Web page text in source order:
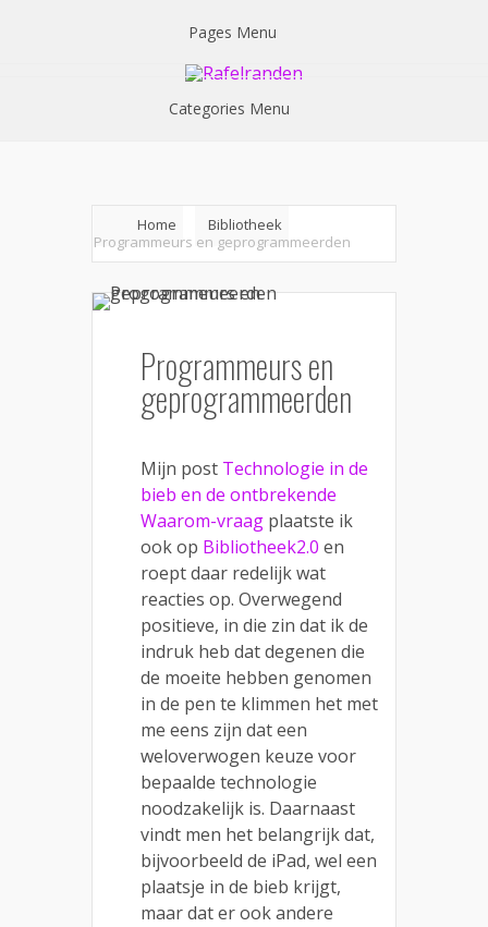
Pages Menu
Categories Menu
Home
Bibliotheek
Programmeurs en geprogrammeerden
Programmeurs en
geprogrammeerden
Mijn post Technologie in de
bieb en de ontbrekende
Waarom-vraag plaatste ik
ook op Bibliotheek2.0 en
roept daar redelijk wat
reacties op. Overwegend
positieve, in die zin dat ik de
indruk heb dat degenen die
de moeite hebben genomen
in de pen te klimmen het met
me eens zijn dat een
weloverwogen keuze voor
bepaalde technologie
noodzakelijk is. Daarnaast
vindt men het belangrijk dat,
bijvoorbeeld de iPad, wel een
plaatsje in de bieb krijgt,
maar dat er ook andere